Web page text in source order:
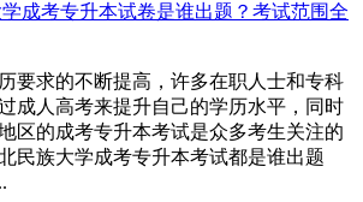
成考专升本试卷是谁出题？考试范围全
要求的不断提高，许多在职人士和专科
成人高考来提升自己的学历水平，同时
区的成考专升本考试是众多考生关注的
民族大学成考专升本考试都是谁出题